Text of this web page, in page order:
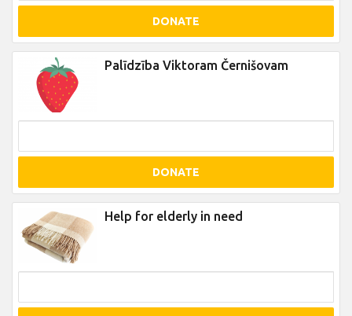
DONATE
Palīdzība Viktoram Černišovam
DONATE
Help for elderly in need